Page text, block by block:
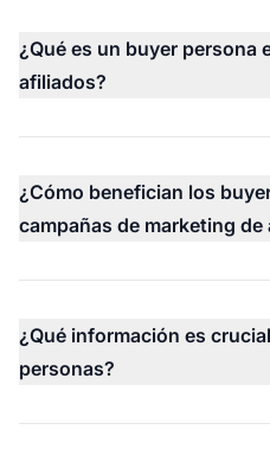
¿Qué es un buyer persona
afiliados?
¿Cómo benefician los
campañas de marketing de
¿Qué información es
personas?